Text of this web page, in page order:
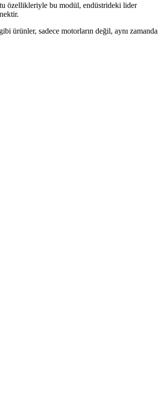
özellikleriyle bu modül, endüstrideki lider
ürünler, sadece motorların değil, aynı zamanda